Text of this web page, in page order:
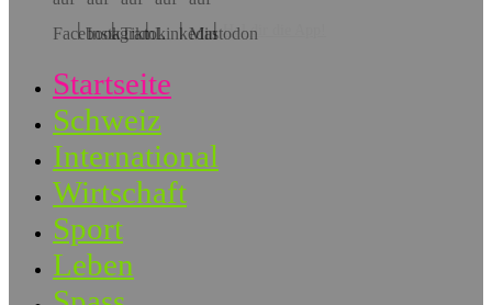
Hol dir die App!
Startseite
Schweiz
International
Wirtschaft
Sport
Leben